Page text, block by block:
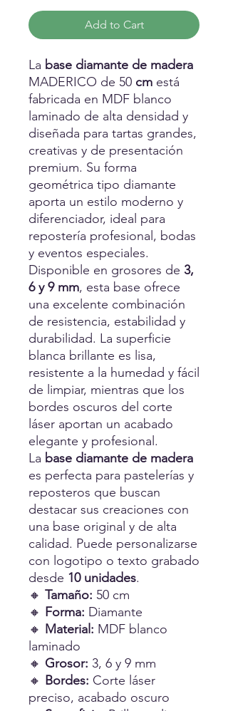
Add to Cart
La base diamante de madera
MADERICO de 50 cm está
fabricada en MDF blanco
laminado de alta densidad y
diseñada para tartas grandes,
creativas y de presentación
premium. Su forma
geométrica tipo diamante
aporta un estilo moderno y
diferenciador, ideal para
repostería profesional, bodas
y eventos especiales.
Disponible en grosores de 3,
6 y 9 mm, esta base ofrece
una excelente combinación
de resistencia, estabilidad y
durabilidad. La superficie
blanca brillante es lisa,
resistente a la humedad y fácil
de limpiar, mientras que los
bordes oscuros del corte
láser aportan un acabado
elegante y profesional.
La base diamante de madera
es perfecta para pastelerías y
reposteros que buscan
destacar sus creaciones con
una base original y de alta
calidad. Puede personalizarse
con logotipo o texto grabado
desde 10 unidades.
🔸 Tamaño: 50 cm
🔸 Forma: Diamante
🔸 Material: MDF blanco
laminado
🔸 Grosor: 3, 6 y 9 mm
🔸 Bordes: Corte láser
preciso, acabado oscuro